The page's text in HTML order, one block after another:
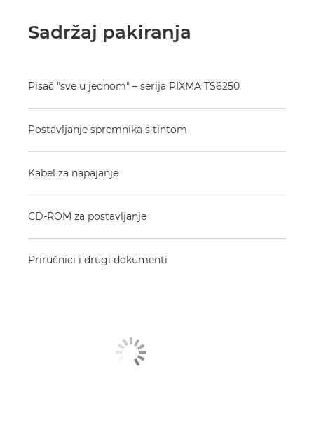
Sadržaj pakiranja
Pisač "sve u jednom" – serija PIXMA TS6250
Postavljanje spremnika s tintom
Kabel za napajanje
CD-ROM za postavljanje
Priručnici i drugi dokumenti